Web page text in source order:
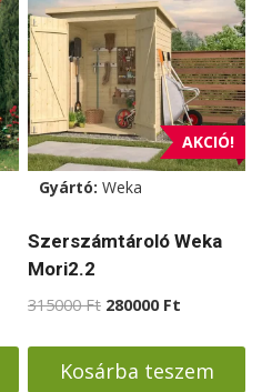
AKCIÓ!
Gyártó: Weka
Szerszámtároló Weka
Mori2.2
315000Ft Original
315000 Ft.
280000 Ft
280000 Ft.
Kosárba teszem